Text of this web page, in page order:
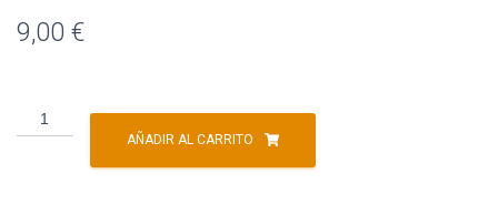
9,00 €
AÑADIR AL CARRITO